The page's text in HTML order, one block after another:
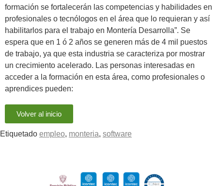
formación se fortalecerán las competencias y habilidades en
profesionales o tecnólogos en el área que lo requieran y así
habilitarlos para el trabajo en Montería Desarrolla”. Se
espera que en 1 ó 2 años se generen más de 4 mil puestos
de trabajo, ya que esta industria se caracteriza por mostrar
un crecimiento acelerado. Las personas interesadas en
acceder a la formación en esta área, como profesionales o
aprendices pueden:
Volver al inicio
Etiquetado empleo, monteria, software